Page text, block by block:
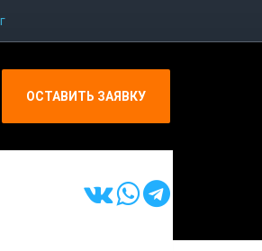
ОСТАВИТЬ ЗАЯВКУ